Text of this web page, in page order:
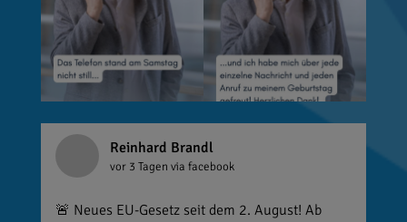
Reinhard Brandl
vor 3 Tagen via facebook
🚨 Neues EU-Gesetz seit dem 2. August! Ab